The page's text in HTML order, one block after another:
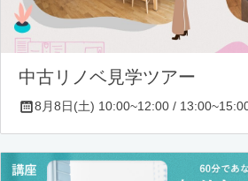
中古リノベ見学ツアー
8月8日(土) 10:00~12:00 /